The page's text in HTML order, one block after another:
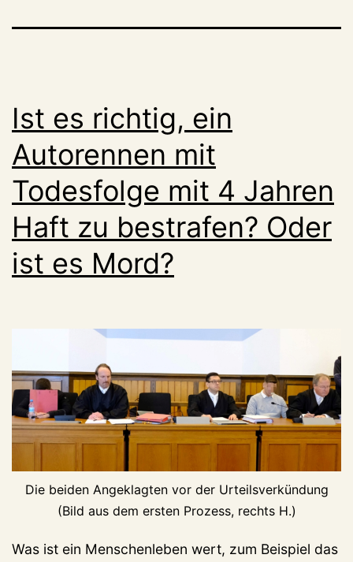
Ist es richtig, ein
Autorennen mit
Todesfolge mit 4 Jahren
Haft zu bestrafen? Oder
ist es Mord?
Die beiden Angeklagten vor der Urteilsverkündung
(Bild aus dem ersten Prozess, rechts H.)
Was ist ein Menschenleben wert, zum Beispiel das